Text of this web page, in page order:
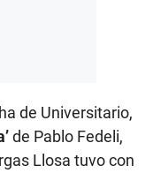
de Universitario,
de Pablo Fedeli,
Llosa tuvo con